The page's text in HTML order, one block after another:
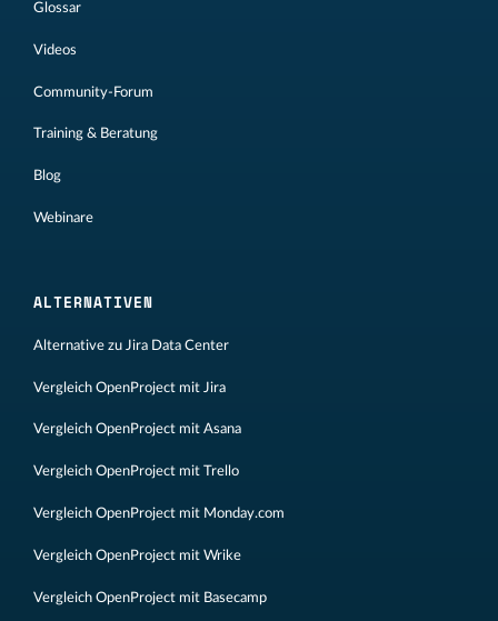
Glossar
Videos
Community-Forum
Training & Beratung
Blog
Webinare
ALTERNATIVEN
Alternative zu Jira Data Center
Vergleich OpenProject mit Jira
Vergleich OpenProject mit Asana
Vergleich OpenProject mit Trello
Vergleich OpenProject mit Monday.com
Vergleich OpenProject mit Wrike
Vergleich OpenProject mit Basecamp